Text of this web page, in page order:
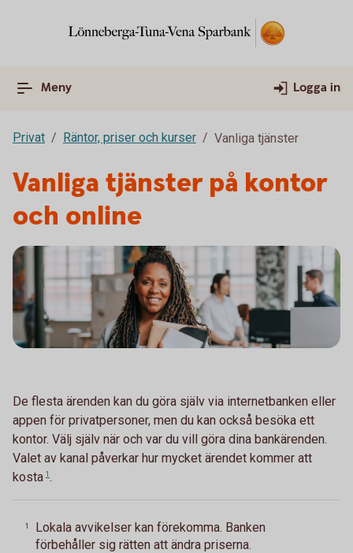
Meny Logga in
Privat Räntor, priser och kurser Vanliga tjänster
Vanliga tjänster på kontor
och online
De flesta ärenden kan du göra själv via internetbanken eller
appen för privatpersoner, men du kan också besöka ett
kontor. Välj själv när och var du vill göra dina bankärenden.
Valet av kanal påverkar hur mycket ärendet kommer att
kosta 1.
1
Lokala avvikelser kan förekomma. Banken
förbehåller sig rätten att ändra priserna.